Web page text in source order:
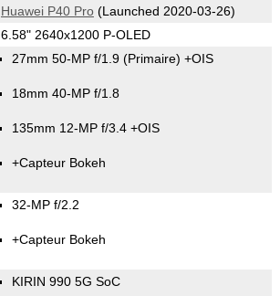
Huawei P40 Pro(Launched 2020-03-26)
6.58" 2640x1200 P-OLED
27mm 50-MP f/1.9 (Primaire) +OIS
18mm 40-MP f/1.8
135mm 12-MP f/3.4 +OIS
+Capteur Bokeh
32-MP f/2.2
+Capteur Bokeh
KIRIN 990 5G SoC